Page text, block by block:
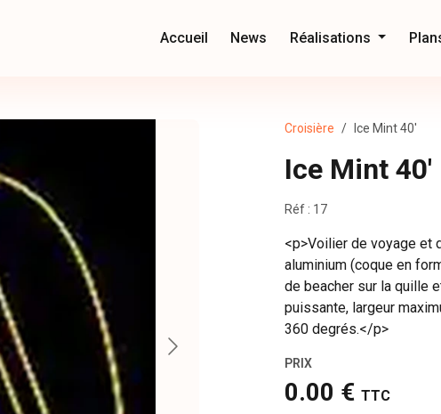
Accueil News Réalisations
Croisière Ice Mint 40'
Ice Mint 40'
Réf : 17
<p>Voilier de voyage et
aluminium (coque en
de beacher sur la quille
puissante, largeur
360 degrés.</p>
PRIX
0.00 € TTC